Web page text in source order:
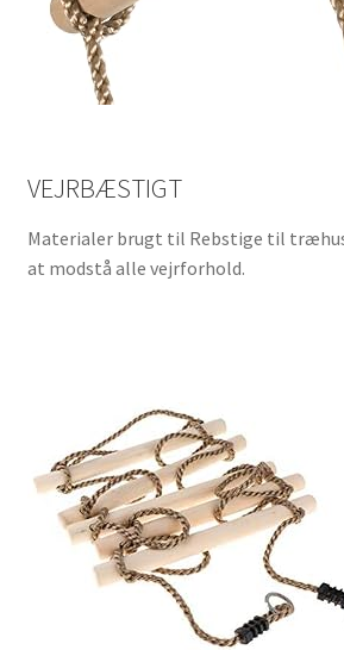
VEJRBÆSTIGT
Materialer brugt til Rebstige til
at modstå alle vejrforhold.